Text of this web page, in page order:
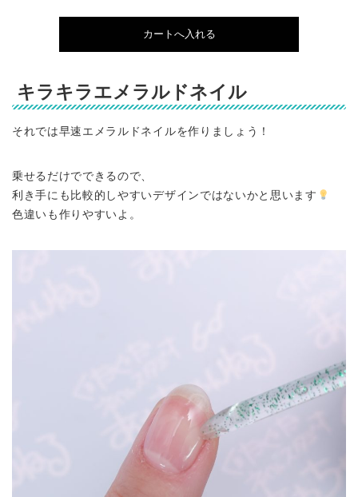
キラキラエメラルドネイル
それでは早速エメラルドネイルを作りましょう！
乗せるだけでできるので、
利き手にも比較的しやすいデザインではないかと思います
色違いも作りやすいよ。